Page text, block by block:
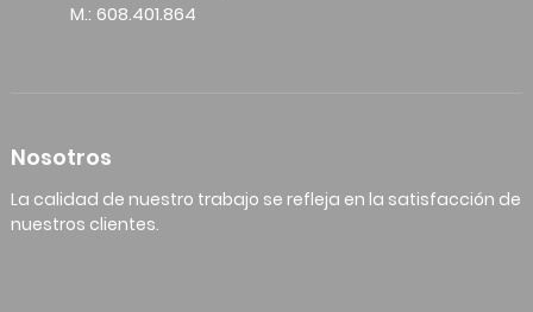
M.: 608.401.864
Nosotros
La calidad de nuestro trabajo se refleja en la satisfacción de
nuestros clientes.